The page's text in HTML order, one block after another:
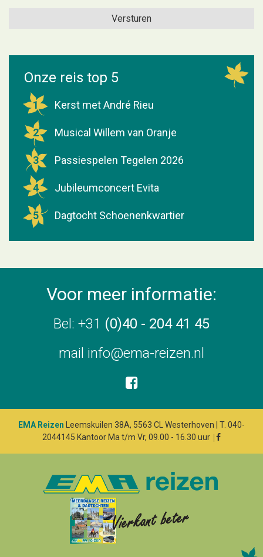
Onze reis top 5
1 Kerst met André Rieu
2 Musical Willem van Oranje
3 Passiespelen Tegelen 2026
4 Jubileumconcert Evita
5 Dagtocht Schoenenkwartier
Voor meer informatie:
Bel: +31 (0)40 - 204 41 45
mail info@ema-reizen.nl

EMA Reizen Leemskuilen 38A, 5563 CL Westerhoven | T. 040-
2044145 Kantoor Ma t/m Vr, 09.00 - 16.30 uur
